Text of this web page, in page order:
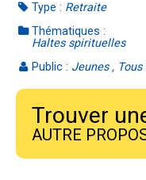
Type : Retraite
Thématiques :
Haltes spirituelles
Public : Jeunes , Tous
Trouver
AUTRE